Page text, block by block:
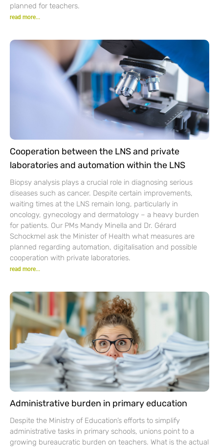
planned for teachers.
read more...
Cooperation between the LNS and private
laboratories and automation within the LNS
Biopsy analysis plays a crucial role in diagnosing serious
diseases such as cancer. Despite certain improvements,
waiting times at the LNS remain long, particularly in
oncology, gynecology and dermatology – a heavy burden
for patients. Our PMs Mandy Minella and Dr. Gérard
Schockmel ask the Minister of Health what measures are
planned regarding automation, digitalisation and possible
cooperation with private laboratories.
read more...
Administrative burden in primary education
Despite the Ministry of Education’s efforts to simplify
administrative tasks in primary schools, unions point to a
growing bureaucratic burden on teachers. What is the actual